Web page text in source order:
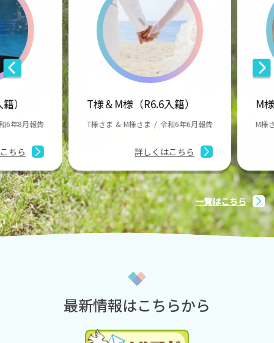
8月報告
ら
T様＆M様（R6.6入籍）
T様さま M様さま 令和6年6月報告
詳しくはこちら
M様
M様さま
一覧はこちら
最新情報はこちらから